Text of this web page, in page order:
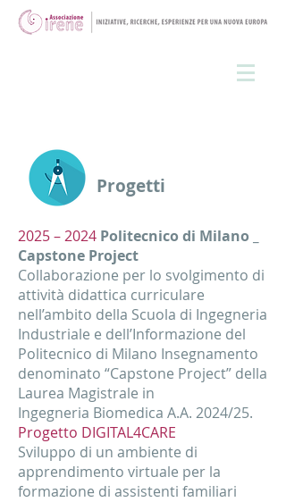
Progetti
2025 – 2024 Politecnico di Milano _
Capstone Project
Collaborazione per lo svolgimento di
attività didattica curriculare
nell’ambito della Scuola di Ingegneria
Industriale e dell’Informazione del
Politecnico di Milano Insegnamento
denominato “Capstone Project” della
Laurea Magistrale in
Ingegneria Biomedica A.A. 2024/25.
Progetto DIGITAL4CARE
Sviluppo di un ambiente di
apprendimento virtuale per la
formazione di assistenti familiari